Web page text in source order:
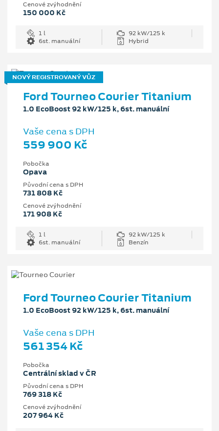
Cenové zvýhodnění
150 000 Kč
1 l
92 kW/125 k
6st. manuální
Hybrid
NOVÝ REGISTROVANÝ VŮZ
Ford Tourneo Courier Titanium
1.0 EcoBoost 92 kW/125 k, 6st. manuální
Vaše cena s DPH
559 900 Kč
Pobočka
Opava
Původní cena s DPH
731 808 Kč
Cenové zvýhodnění
171 908 Kč
1 l
92 kW/125 k
6st. manuální
Benzín
Ford Tourneo Courier Titanium
1.0 EcoBoost 92 kW/125 k, 6st. manuální
Vaše cena s DPH
561 354 Kč
Pobočka
Centrální sklad v ČR
Původní cena s DPH
769 318 Kč
Cenové zvýhodnění
207 964 Kč